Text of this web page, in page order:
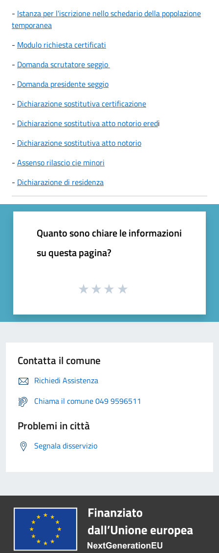
- Istanza per l'iscrizione nello schedario della popolazione
temporanea
- Modulo richiesta certificati
- Domanda scrutatore seggio
- Domanda presidente seggio
- Dichiarazione sostitutiva certificazione
- Dichiarazione sostitutiva atto notorio eredi
- Dichiarazione sostitutiva atto notorio
- Assenso rilascio cie minori
- Dichiarazione di residenza
Quanto sono chiare le informazioni
su questa pagina?
Contatta il comune
Richiedi Assistenza
Chiama il comune 049 9596511
Problemi in città
Segnala disservizio